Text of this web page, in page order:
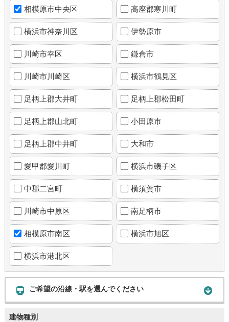
相模原市中央区 高座郡寒川町
横浜市神奈川区 伊勢原市
川崎市幸区 鎌倉市
川崎市川崎区 横浜市鶴見区
足柄上郡大井町 足柄上郡松田町
足柄上郡山北町 小田原市
足柄上郡中井町 大和市
愛甲郡愛川町 横浜市磯子区
中郡二宮町 横須賀市
川崎市中原区 南足柄市
相模原市南区 横浜市旭区
横浜市港北区
ご希望の沿線・駅を選んでください
建物種別